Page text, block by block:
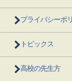
プライバシーポ
トピックス
高校の先生方